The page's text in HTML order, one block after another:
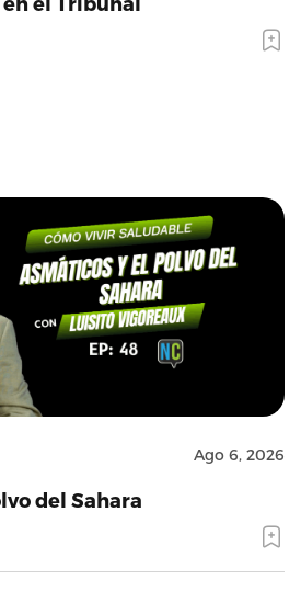
Ago 6, 2026
del Sahara